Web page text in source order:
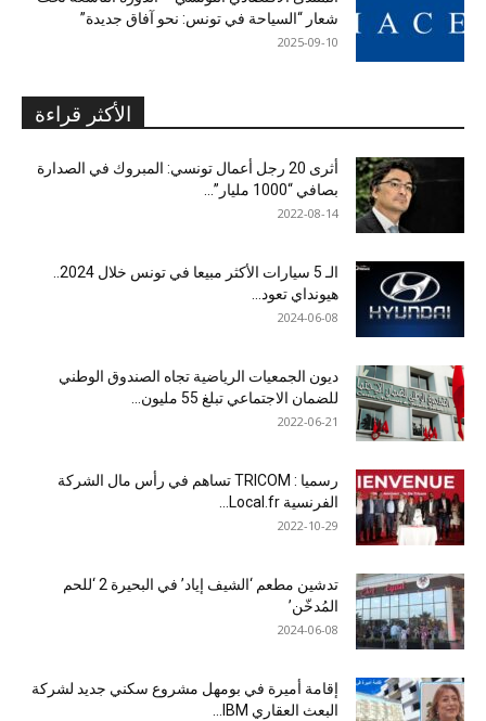
شعار “السياحة في تونس: نحو آفاق جديدة”
2025-09-10
الأكثر قراءة
أثرى 20 رجل أعمال تونسي: المبروك في الصدارة
بصافي “1000 مليار”...
2022-08-14
هيونداي تعود...
2024-06-08
ديون الجمعيات الرياضية تجاه الصندوق الوطني
للضمان الاجتماعي تبلغ 55 مليون...
2022-06-21
رسميا : TRICOM تساهم في رأس مال الشركة
الفرنسية Local.fr...
2022-10-29
تدشين مطعم ‘الشيف إياد’ في البحيرة 2 ‘للحم
المُدخّن’
2024-06-08
إقامة أميرة في بومهل مشروع سكني جديد لشركة
البعث العقاري IBM...